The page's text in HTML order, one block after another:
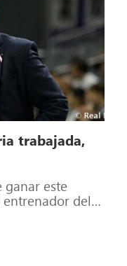
trabajada,
ganar este
entrenador del